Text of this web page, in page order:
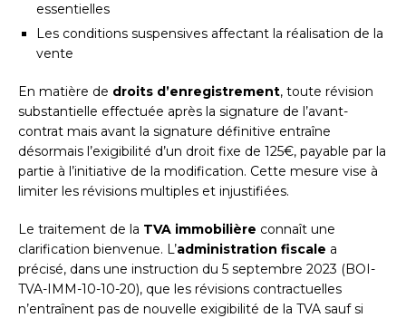
essentielles
Les conditions suspensives affectant la réalisation de la
vente
En matière de droits d’enregistrement, toute révision
substantielle effectuée après la signature de l’avant-
contrat mais avant la signature définitive entraîne
désormais l’exigibilité d’un droit fixe de 125€, payable par la
partie à l’initiative de la modification. Cette mesure vise à
limiter les révisions multiples et injustifiées.
Le traitement de la TVA immobilière connaît une
clarification bienvenue. L’administration fiscale a
précisé, dans une instruction du 5 septembre 2023 (BOI-
TVA-IMM-10-10-20), que les révisions contractuelles
n’entraînent pas de nouvelle exigibilité de la TVA sauf si